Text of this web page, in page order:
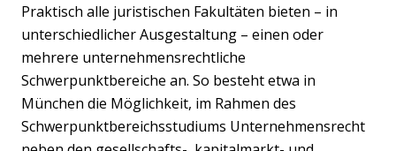
Praktisch alle juristischen Fakultäten bieten – in
unterschiedlicher Ausgestaltung – einen oder
mehrere unternehmensrechtliche
Schwerpunktbereiche an. So besteht etwa in
München die Möglichkeit, im Rahmen des
Schwerpunktbereichsstudiums Unternehmensrecht